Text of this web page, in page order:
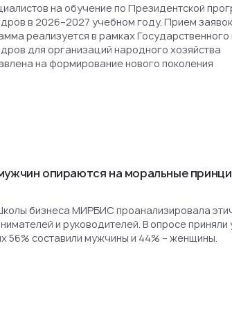
на обучение по Президентской
в 2026–2027 учебном году. Прием заявок
реализуется в рамках Государственного
для организаций народного хозяйства
на формирование нового поколения
опираются на моральные
бизнеса МИРБИС проанализировала
и руководителей. В опросе приняли
56% составили мужчины и 44% – женщины.